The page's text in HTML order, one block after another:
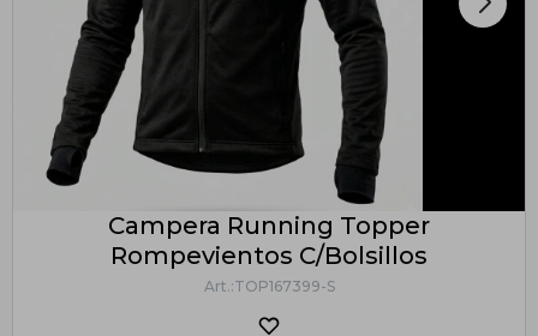
Campera Running Topper
Rompevientos C/Bolsillos
TOP167399-S